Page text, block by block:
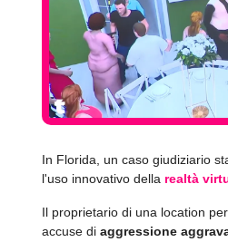
In Florida, un caso giudiziario
l'uso innovativo della realtà
Il proprietario di una location
accuse di aggressione